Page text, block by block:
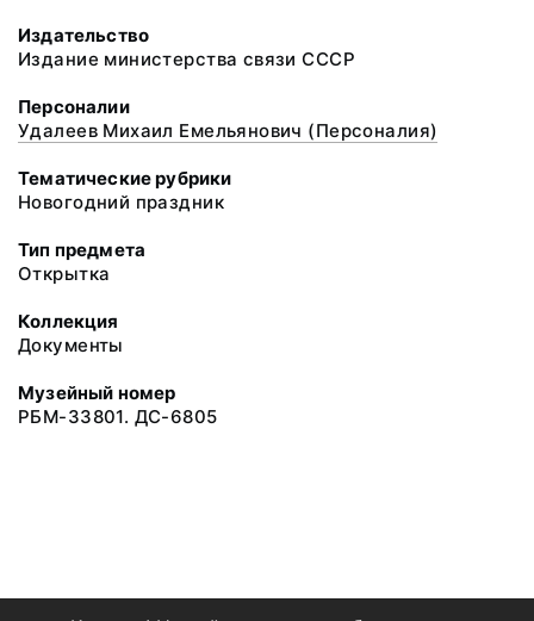
Издательство
Издание министерства связи СССР
Персоналии
Удалеев Михаил Емельянович (Персоналия)
Тематические рубрики
Новогодний праздник
Тип предмета
Открытка
Коллекция
Документы
Музейный номер
РБМ-33801. ДС-6805